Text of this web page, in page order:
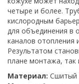
четыре и более.
кислородным
для объединения в
каналов отопления
Результатом
плане монтажа, так
Материал: Сшитый